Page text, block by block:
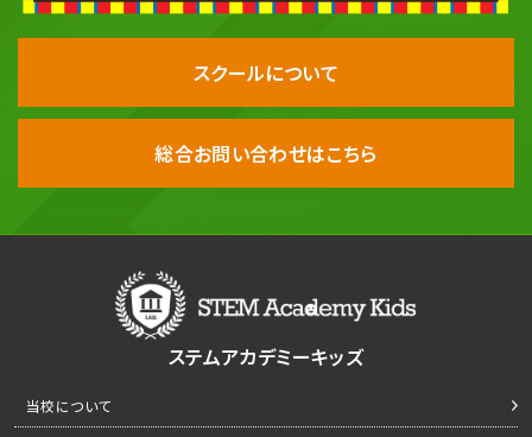
スクールについて
総合お問い合わせはこちら
ステムアカデミーキッズ
当校について